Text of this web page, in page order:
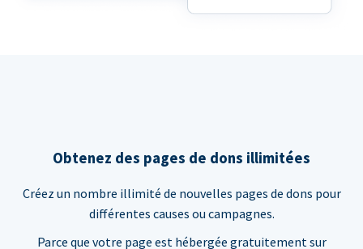
Obtenez des pages de dons illimitées
Créez un nombre illimité de nouvelles pages de dons pour
différentes causes ou campagnes.
Parce que votre page est hébergée gratuitement sur